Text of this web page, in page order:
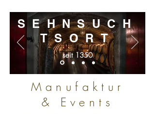
SEHNSUCH
TSORT
seit 1350
Manufaktur
& Events